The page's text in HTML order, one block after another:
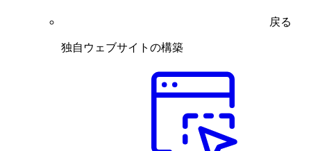
戻る
独自ウェブサイトの構築